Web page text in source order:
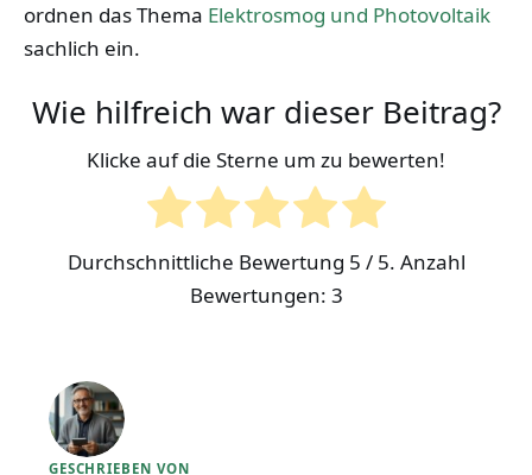
ordnen das Thema Elektrosmog und Photovoltaik
sachlich ein.
Wie hilfreich war dieser Beitrag?
Klicke auf die Sterne um zu bewerten!
Durchschnittliche Bewertung 5 / 5. Anzahl
Bewertungen: 3
GESCHRIEBEN VON